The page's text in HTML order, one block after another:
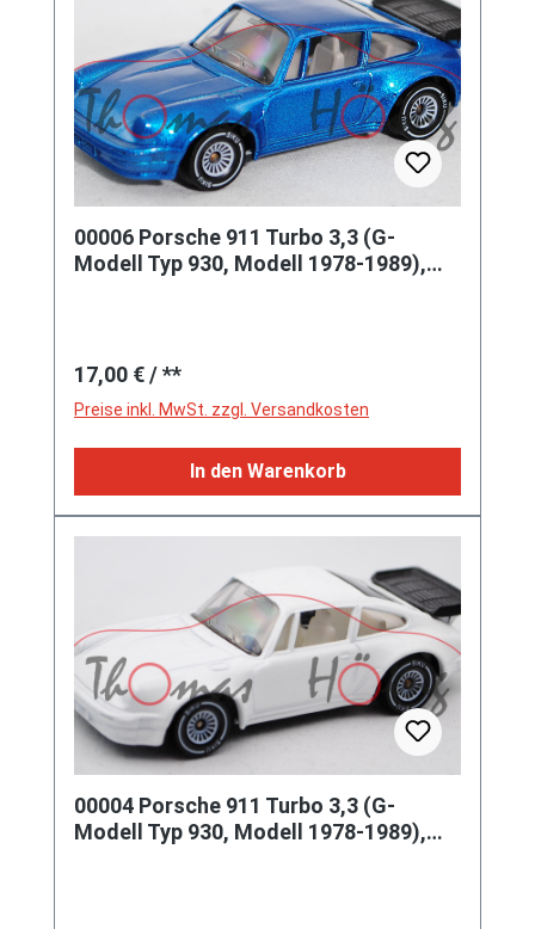
00006 Porsche 911 Turbo 3,3 (G-
Modell Typ 930, Modell 1978-1989),
Regulärer Preis:
17,00 €/ **
Preise inkl. MwSt. zzgl. Versandkosten
In den Warenkorb
00004 Porsche 911 Turbo 3,3 (G-
Modell Typ 930, Modell 1978-1989),